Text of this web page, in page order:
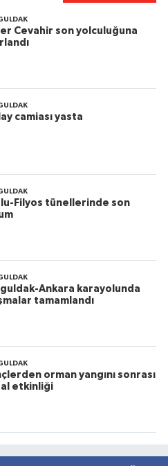
Cevahir son yolculuğuna
camiası yasta
Filyos tünellerinde son
Ankara karayolunda
tamamlandı
orman yangını sonrası
etkinliği